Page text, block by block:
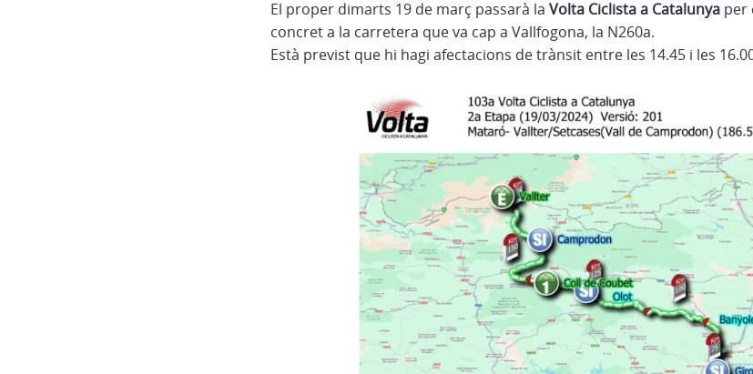
El proper dimarts 19 de març passarà la Volta Ciclista a Catalunya per
concret a la carretera que va cap a Vallfogona, la N260a.
Està previst que hi hagi afectacions de trànsit entre les 14.45 i les